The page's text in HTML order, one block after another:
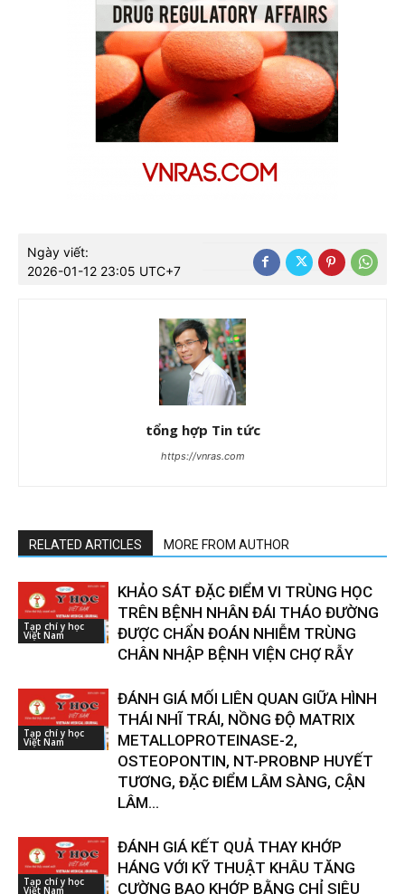
Ngày viết:
2026-01-12 23:05 UTC+7
tổng hợp Tin tức
https://vnras.com
RELATED ARTICLES MORE FROM AUTHOR
Tạp chí y học
Việt Nam
KHẢO SÁT ĐẶC ĐIỂM VI TRÙNG HỌC
TRÊN BỆNH NHÂN ĐÁI THÁO ĐƯỜNG
ĐƯỢC CHẨN ĐOÁN NHIỄM TRÙNG
CHÂN NHẬP BỆNH VIỆN CHỢ RẪY
Tạp chí y học
Việt Nam
ĐÁNH GIÁ MỐI LIÊN QUAN GIỮA HÌNH
THÁI NHĨ TRÁI, NỒNG ĐỘ MATRIX
METALLOPROTEINASE-2,
OSTEOPONTIN, NT-PROBNP HUYẾT
TƯƠNG, ĐẶC ĐIỂM LÂM SÀNG, CẬN
LÂM...
Tạp chí y học
Việt Nam
ĐÁNH GIÁ KẾT QUẢ THAY KHỚP
HÁNG VỚI KỸ THUẬT KHÂU TĂNG
CƯỜNG BAO KHỚP BẰNG CHỈ SIÊU